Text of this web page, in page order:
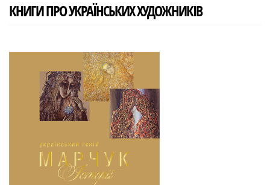
КНИГИ ПРО УКРАЇНСЬКИХ ХУДОЖНИКІВ